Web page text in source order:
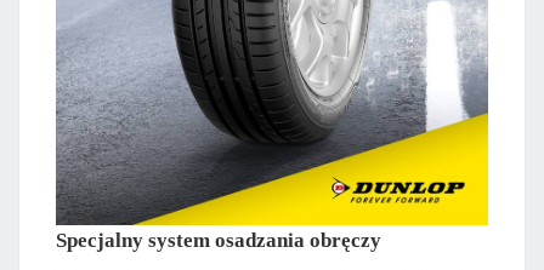
Specjalny system osadzania obręczy